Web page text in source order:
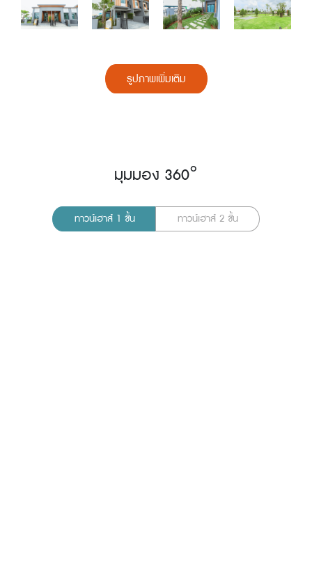
รูปภาพเพิ่มเติม
มุมมอง 360°
ทาวน์เฮาส์ 1 ชั้น ทาวน์เฮาส์ 2 ชั้น